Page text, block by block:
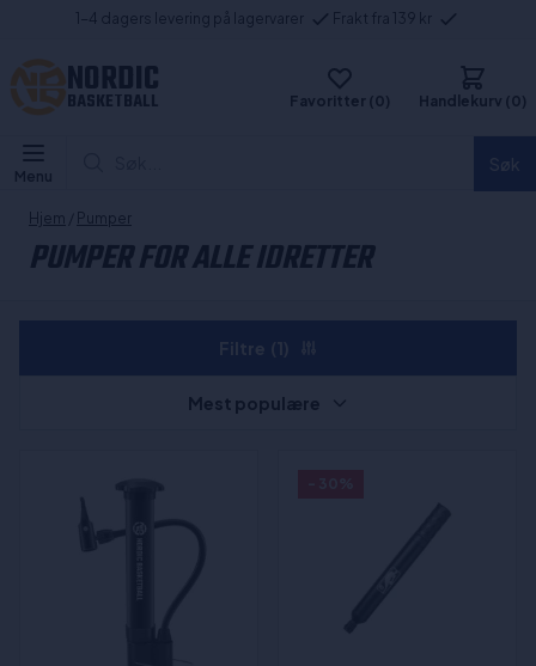
1-4 dagers levering på lagervarer Frakt fra 139 kr
NORDIC
BASKETBALL Favoritter (0) Handlekurv (0)
Menu
Hjem / Pumper
PUMPER FOR ALLE IDRETTER
Mest populære